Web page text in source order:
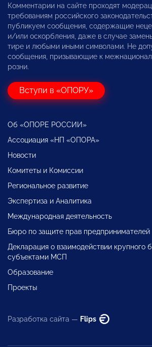
Комментарии на сайте проходят
требованиям российского
публикуем сообщения, содержащие
и/или оскорбления, даже в случае
тире и любыми иными символами. Не
сообщения, призывающие к
розни.
Вступи в «ОПОРУ»
Об «ОПОРЕ РОССИИ»
Ассоциация «НП «ОПОРА»
Новости
Комитеты и Комиссии
Региональное развитие
Экспертиза и Аналитика
Международная деятельность
Бюро по защите прав предпринимателей
Декларация о взаимодействии крупного
субъектами МСП
Образование
Проекты
Разработка сайта — Flips